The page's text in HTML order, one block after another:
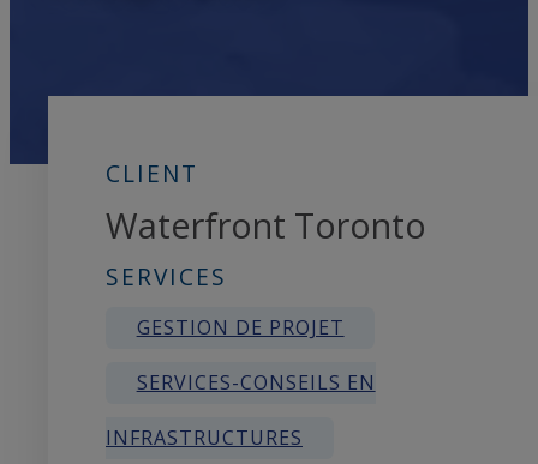
CLIENT
Waterfront Toronto
SERVICES
GESTION DE PROJET
SERVICES-CONSEILS EN
INFRASTRUCTURES